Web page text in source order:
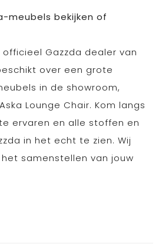
meubels bekijken of
officieel Gazzda dealer van
over een grote
in de showroom,
Lounge Chair. Kom langs
ervaren en alle stoffen en
in het echt te zien. Wij
samenstellen van jouw